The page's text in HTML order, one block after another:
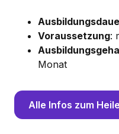
Voraussetzung:
Monat
Alle Infos zum